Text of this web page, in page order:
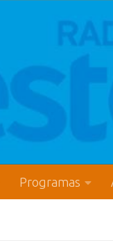
Programas